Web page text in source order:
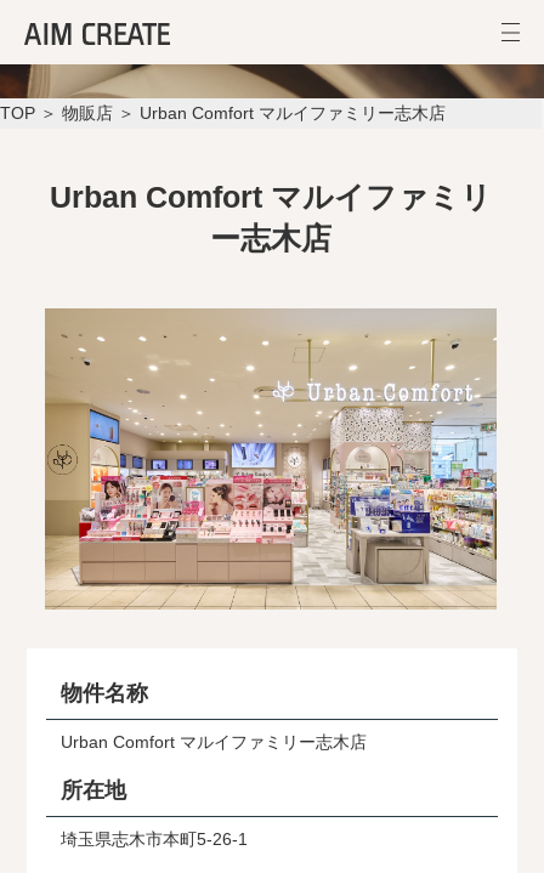
Urban Comfort マルイファミリー志木店
TOP ＞ 物販店 ＞ Urban Comfort マルイファミリー志木店
Urban Comfort マルイファミリ
ー志木店
物件名称
Urban Comfort マルイファミリー志木店
所在地
埼玉県志木市本町5-26-1